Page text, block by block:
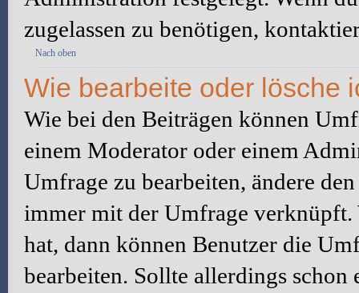
zugelassen zu benötigen,
Nach oben
Wie bearbeite oder lösche
Wie bei den Beiträgen können
einem Moderator oder einem
Umfrage zu bearbeiten, ändere
immer mit der Umfrage verknüpft.
hat, dann können Benutzer die
bearbeiten. Sollte allerdings schon